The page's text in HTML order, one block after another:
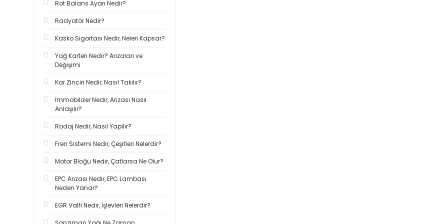
Rot Balans Ayarı Nedir?
Radyatör Nedir?
Kasko Sigortası Nedir, Neleri Kapsar?
Yağ Karteri Nedir? Arızaları ve
Değişimi
Kar Zinciri Nedir, Nasıl Takılır?
İmmobilizer Nedir, Arızası Nasıl
Anlaşılır?
Rodaj Nedir, Nasıl Yapılır?
Fren Sistemi Nedir, Çeşitleri Nelerdir?
Motor Bloğu Nedir, Çatlarsa Ne Olur?
EPC Arızası Nedir, EPC Lambası
Neden Yanar?
EGR Valfi Nedir, İşlevleri Nelerdir?